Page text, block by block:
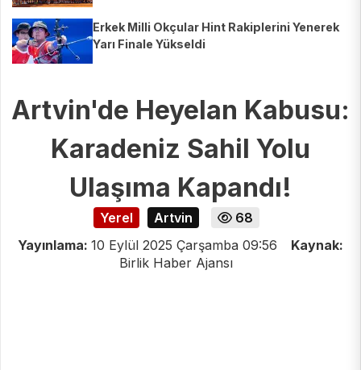
Erkek Milli Okçular Hint Rakiplerini Yenerek
Yarı Finale Yükseldi
Artvin'de Heyelan Kabusu:
Karadeniz Sahil Yolu
Ulaşıma Kapandı!
Yerel Artvin
68
Yayınlama: 10 Eylül 2025 Çarşamba 09:56
Kaynak:
Birlik Haber Ajansı